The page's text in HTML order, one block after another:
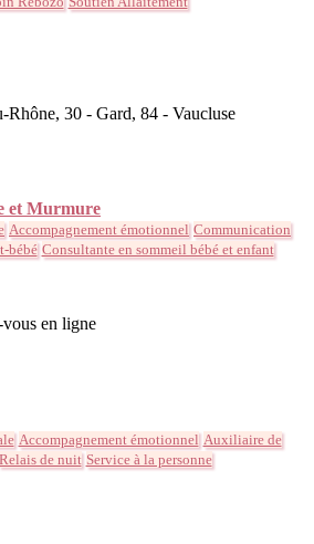
Rhône, 30 - Gard, 84 - Vaucluse
et Murmure
Accompagnement émotionnel Communication
bébé Consultante en sommeil bébé et enfant
vous en ligne
Accompagnement émotionnel Auxiliaire de
Relais de nuit Service à la personne